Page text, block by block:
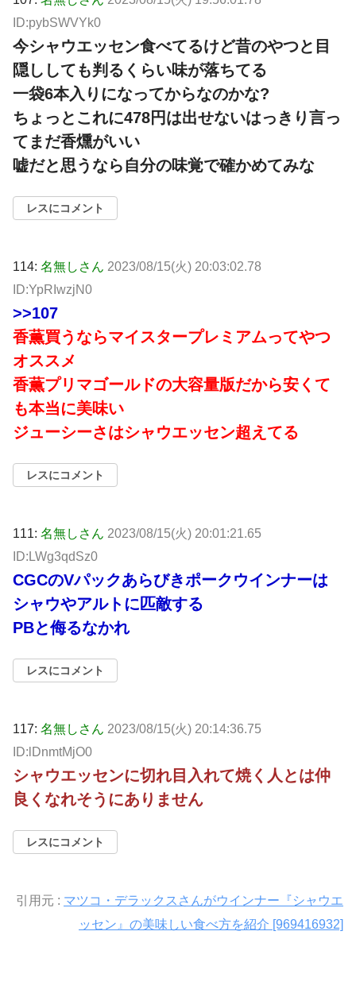
ID:pybSWVYk0
今シャウエッセン食べてるけど昔のやつと目
隠ししても判るくらい味が落ちてる
一袋6本入りになってからなのかな?
ちょっとこれに478円は出せないはっきり言っ
てまだ香燻がいい
嘘だと思うなら自分の味覚で確かめてみな
レスにコメント
114: 名無しさん 2023/08/15(火) 20:03:02.78
ID:YpRIwzjN0
>>107
香薫買うならマイスタープレミアムってやつ
オススメ
香薫プリマゴールドの大容量版だから安くて
も本当に美味い
ジューシーさはシャウエッセン超えてる
レスにコメント
111: 名無しさん 2023/08/15(火) 20:01:21.65
ID:LWg3qdSz0
CGCのVパックあらびきポークウインナーは
シャウやアルトに匹敵する
PBと侮るなかれ
レスにコメント
117: 名無しさん 2023/08/15(火) 20:14:36.75
ID:lDnmtMjO0
シャウエッセンに切れ目入れて焼く人とは仲
良くなれそうにありません
レスにコメント
引用元 : マツコ・デラックスさんがウインナー『シャウエ
ッセン』の美味しい食べ方を紹介 [969416932]